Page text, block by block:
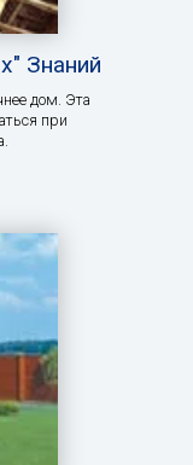
Знаний
дом. Эта
при